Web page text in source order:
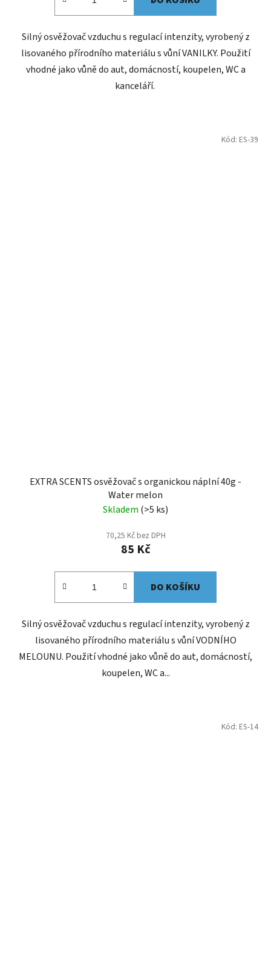
Silný osvěžovač vzduchu s regulací intenzity, vyrobený z
lisovaného přírodního materiálu s vůní VANILKY. Použití
vhodné jako vůně do aut, domácností, koupelen, WC a
kanceláří.
EXTRA SCENTS osvěžovač s organickou náplní 40g -
Water melon
Skladem (>5 ks)
70,25 Kč bez DPH
85 Kč
DO KOŠÍKU
Silný osvěžovač vzduchu s regulací intenzity, vyrobený z
lisovaného přírodního materiálu s vůní VODNÍHO
MELOUNU. Použití vhodné jako vůně do aut, domácností,
koupelen, WC a...
Kód: ES-39
Kód: ES-14